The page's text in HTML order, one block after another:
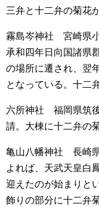
三弁と十二弁の菊花
霧島岑神社 宮崎県
承和四年日向国諸県
の場所に遷され、翌
となっている。十二
六所神社 福岡県筑
請。大棟に十二弁の
亀山八幡神社 長崎
よれば、天武天皇白
迎えたのが始まりと
飾りの部分に十二弁